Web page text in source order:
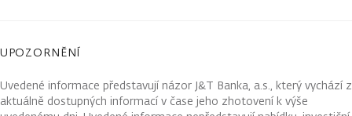
UPOZORNĚNÍ
Uvedené informace představují názor J&T Banka, a.s., který vychází z
aktuálně dostupných informací v čase jeho zhotovení k výše